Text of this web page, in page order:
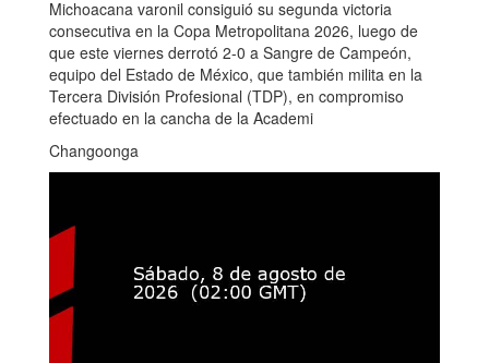
Michoacana varonil consiguió su segunda victoria
consecutiva en la Copa Metropolitana 2026, luego de
que este viernes derrotó 2-0 a Sangre de Campeón,
equipo del Estado de México, que también milita en la
Tercera División Profesional (TDP), en compromiso
efectuado en la cancha de la Academi
Changoonga